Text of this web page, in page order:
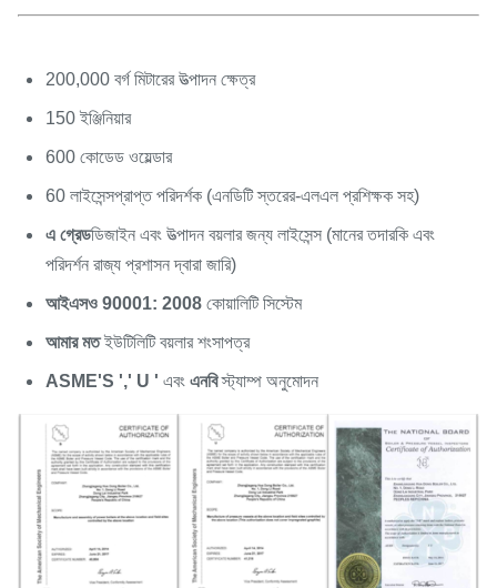
200,000 বর্গ মিটারের উত্পাদন ক্ষেত্র
150 ইঞ্জিনিয়ার
600 কোডেড ওয়েল্ডার
60 লাইসেন্সপ্রাপ্ত পরিদর্শক (এনডিটি স্তরের-এলএল প্রশিক্ষক সহ)
এ গ্রেডডিজাইন এবং উত্পাদন বয়লার জন্য লাইসেন্স (মানের তদারকি এবং
পরিদর্শন রাজ্য প্রশাসন দ্বারা জারি)
আইএসও 90001: 2008 কোয়ালিটি সিস্টেম
আমার মতইউটিলিটি বয়লার শংসাপত্র
ASME'S ',' U ' এবং এনবিস্ট্যাম্প অনুমোদন